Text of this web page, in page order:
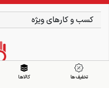
کسب و کارهای ویژه
تخفیف ها کالاها